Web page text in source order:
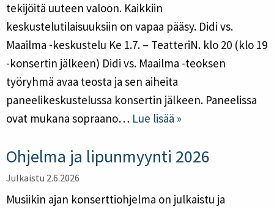
tekijöitä uuteen valoon. Kaikkiin
keskustelutilaisuuksiin on vapaa pääsy. Didi vs.
Maailma -keskustelu Ke 1.7. – TeatteriN. klo 20 (klo 19
-konsertin jälkeen) Didi vs. Maailma -teoksen
työryhmä avaa teosta ja sen aiheita
paneelikeskustelussa konsertin jälkeen. Paneelissa
ovat mukana sopraano… Lue lisää »
Ohjelma ja lipunmyynti 2026
Julkaistu 2.6.2026
Musiikin ajan konserttiohjelma on julkaistu ja